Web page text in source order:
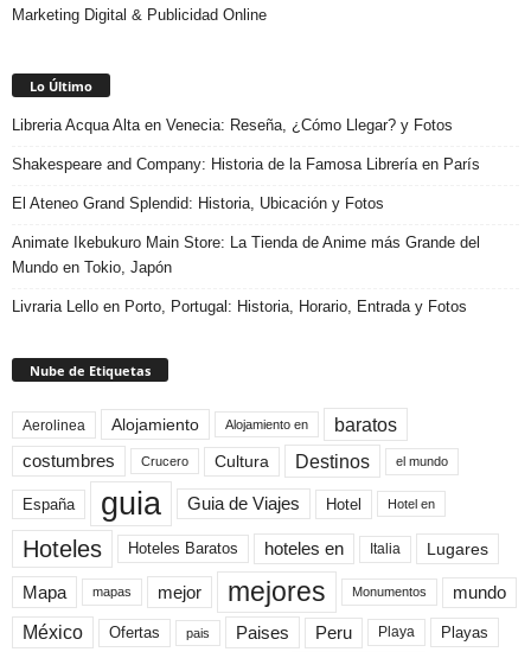
Marketing Digital & Publicidad Online
Lo Último
Libreria Acqua Alta en Venecia: Reseña, ¿Cómo Llegar? y Fotos
Shakespeare and Company: Historia de la Famosa Librería en París
El Ateneo Grand Splendid: Historia, Ubicación y Fotos
Animate Ikebukuro Main Store: La Tienda de Anime más Grande del
Mundo en Tokio, Japón
Livraria Lello en Porto, Portugal: Historia, Horario, Entrada y Fotos
Nube de Etiquetas
Aerolinea Alojamiento Alojamiento en baratos
costumbres Crucero Cultura Destinos el mundo
España guia Guia de Viajes Hotel Hotel en
Hoteles Hoteles Baratos hoteles en Italia Lugares
Mapa mapas mejor mejores Monumentos mundo
México Ofertas pais Paises Peru Playa Playas